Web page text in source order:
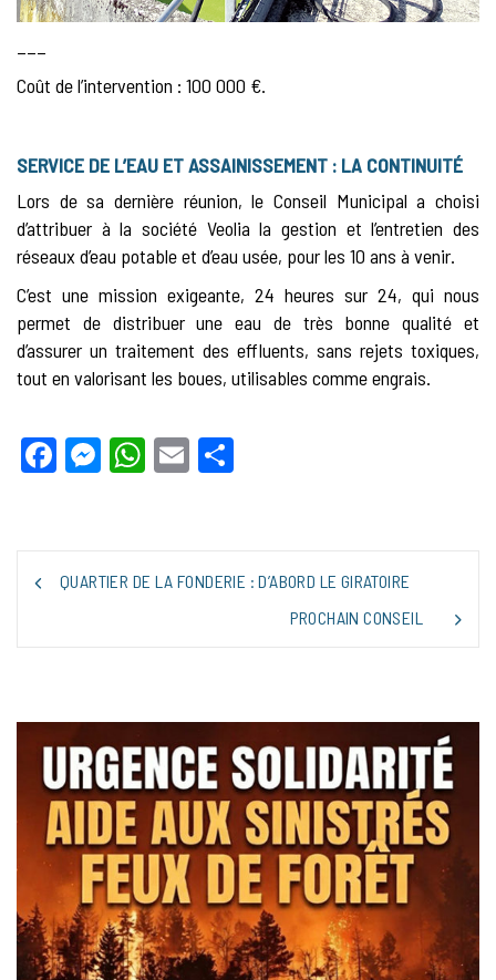
Coût de l’intervention : 100 000 €.
SERVICE DE L’EAU ET ASSAINISSEMENT : LA CONTINUITÉ
Lors de sa dernière réunion, le Conseil Municipal a choisi
d’attribuer à la société Veolia la gestion et l’entretien des
réseaux d’eau potable et d’eau usée, pour les 10 ans à venir.
C’est une mission exigeante, 24 heures sur 24, qui nous
permet de distribuer une eau de très bonne qualité et
d’assurer un traitement des effluents, sans rejets toxiques,
tout en valorisant les boues, utilisables comme engrais.
Facebook
Messenger
WhatsApp
Email
NAVIGATION
DE
QUARTIER DE LA FONDERIE : D’ABORD LE GIRATOIRE
PROCHAIN CONSEIL